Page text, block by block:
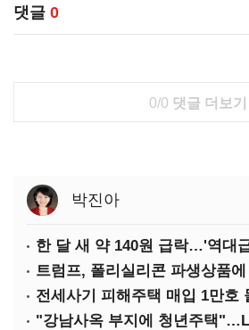
댓글 0
0/0 댓글 더보기
박진아
"강남사옥 부지에 청년주택